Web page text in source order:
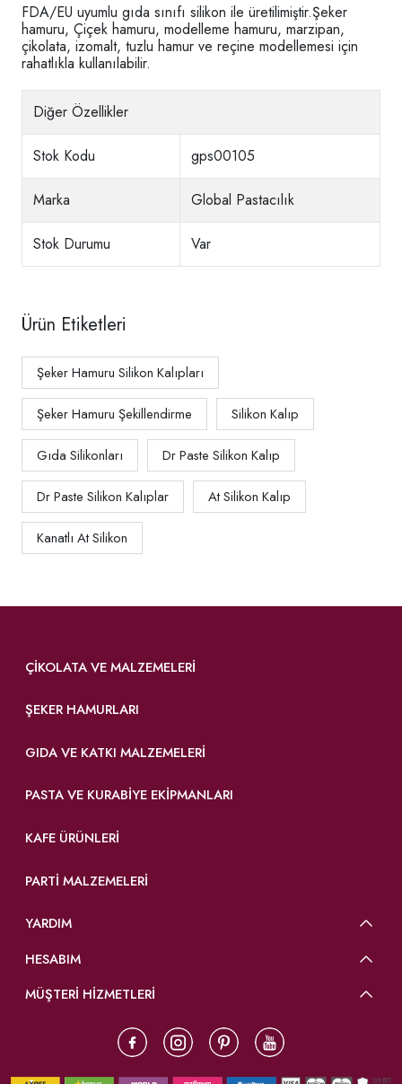
FDA/EU uyumlu gıda sınıfı silikon ile üretilimiştir.Şeker
hamuru, Çiçek hamuru, modelleme hamuru, marzipan,
çikolata, izomalt, tuzlu hamur ve reçine modellemesi için
rahatlıkla kullanılabilir.
Diğer Özellikler
Stok Kodu gps00105
Marka Global Pastacılık
Stok Durumu Var
Ürün Etiketleri
Şeker Hamuru Silikon Kalıpları
Şeker Hamuru Şekillendirme Silikon Kalıp
Gıda Silikonları Dr Paste Silikon Kalıp
Dr Paste Silikon Kalıplar At Silikon Kalıp
Kanatlı At Silikon
ÇIKOLATA VE MALZEMELERI
ŞEKER HAMURLARI
GIDA VE KATKI MALZEMELERI
PASTA VE KURABIYE EKIPMANLARI
KAFE ÜRÜNLERI
PARTI MALZEMELERI
YARDIM
HESABIM
MÜŞTERİ HİZMETLERİ